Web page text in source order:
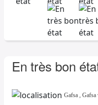
En très bon
Gafsa , Gafsa